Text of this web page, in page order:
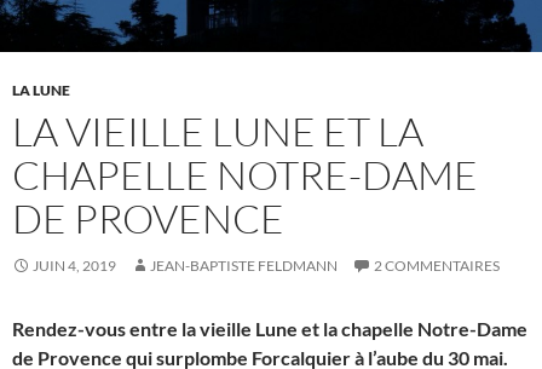
LA LUNE
LA VIEILLE LUNE ET LA
CHAPELLE NOTRE-DAME
DE PROVENCE
JUIN 4, 2019 JEAN-BAPTISTE FELDMANN 2 COMMENTAIRES
Rendez-vous entre la vieille Lune et la chapelle Notre-Dame
de Provence qui surplombe Forcalquier à l’aube du 30 mai.